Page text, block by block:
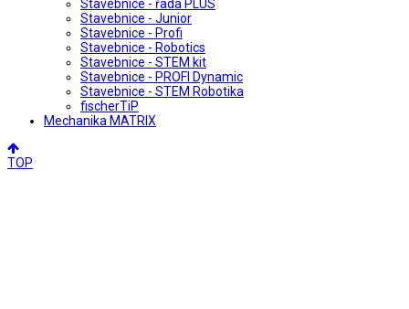
Stavebnice - řada PLUS
Stavebnice - Junior
Stavebnice - Profi
Stavebnice - Robotics
Stavebnice - STEM kit
Stavebnice - PROFI Dynamic
Stavebnice - STEM Robotika
fischerTiP
Mechanika MATRIX
TOP